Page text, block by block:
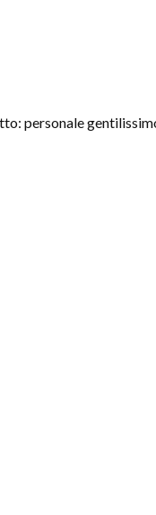
personale